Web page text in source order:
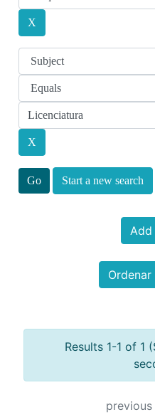
Start a new search
Add
Results 1-1 of 1
previous